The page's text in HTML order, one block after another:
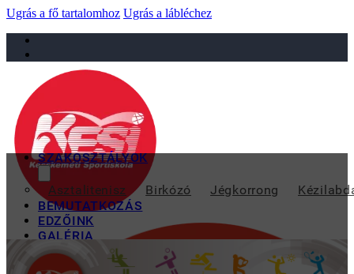
Ugrás a fő tartalomhoz Ugrás a lábléchez
sportiskola@juniorsportkft.hu
SZAKOSZTÁLYOK
Asztalitenisz Birkózó Jégkorrong
BEMUTATKOZÁS
EDZŐINK
GALÉRIA
TAO
KAPCSOLAT